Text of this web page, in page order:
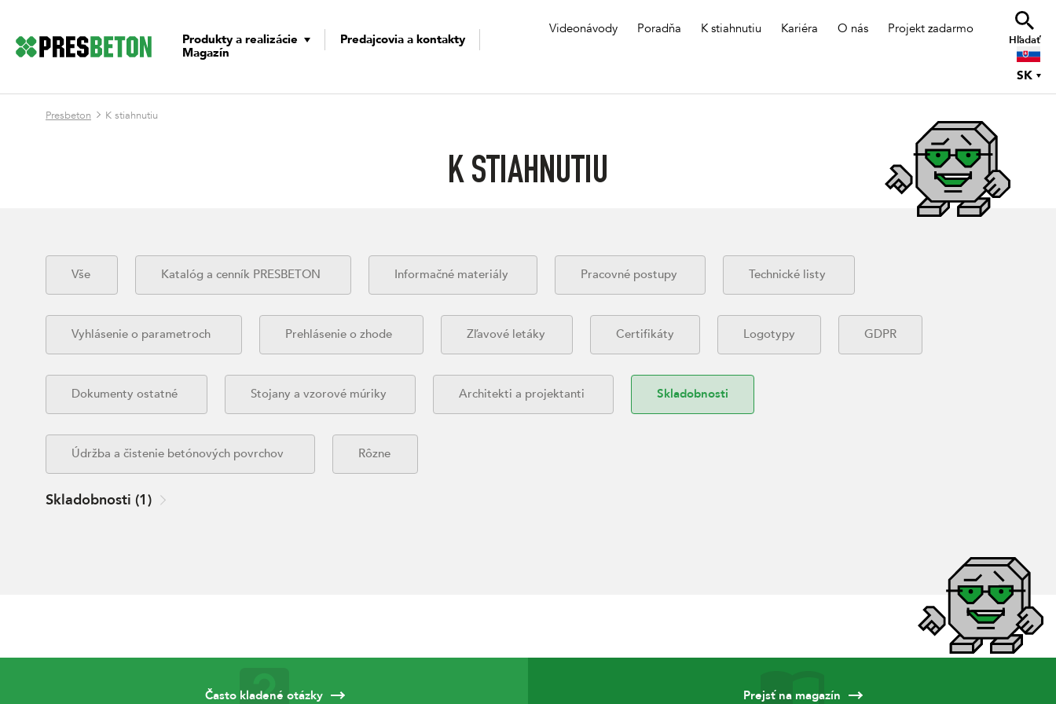
Produkty a realizácie
Predajcovia a kontakty
Magazín
Videonávody Poradňa K stiahnutiu Kariéra O nás Projekt zadarmo
Hľadať
SK
Presbeton K stiahnutiu
K STIAHNUTIU
Vše Katalóg a cenník PRESBETON Informačné materiály Pracovné postupy Technické listy
Vyhlásenie o parametroch Prehlásenie o zhode Zľavové letáky Certifikáty Logotypy GDPR
Dokumenty ostatné Stojany a vzorové múriky Architekti a projektanti Skladobnosti
Údržba a čistenie betónových povrchov Rôzne
Skladobnosti (1)
Často kladené otázky Prejsť na magazín